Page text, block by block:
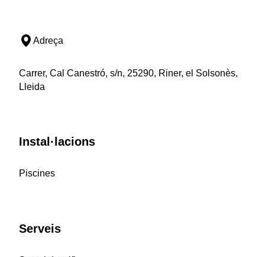
Adreça
Carrer, Cal Canestró, s/n, 25290, Riner, el Solsonès,
Lleida
Instal·lacions
Piscines
Serveis